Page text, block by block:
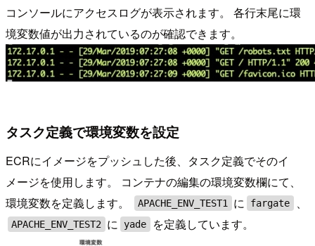
コンソールにアクセスログが表示されます。 各行末尾に環
境変数値が出力されているのが確認できます。
タスク定義で環境変数を設定
ECRにイメージをプッシュした後、タスク定義でそのイ
メージを使用します。 コンテナの編集の環境変数欄にて、
環境変数を定義します。
APACHE_ENV_TEST1 に fargate 、
APACHE_ENV_TEST2 に yade を定義しています。